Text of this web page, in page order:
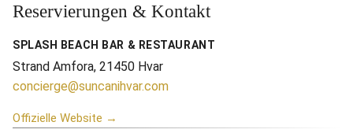
Reservierungen & Kontakt
SPLASH BEACH BAR & RESTAURANT
Strand Amfora, 21450 Hvar
concierge@suncanihvar.com
Offizielle Website →